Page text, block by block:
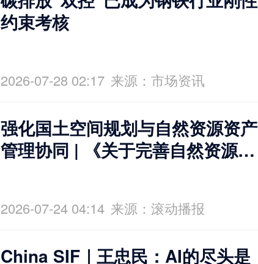
约束考核
2026-07-28 02:17 来源：市场资讯
强化国土空间规划与自然资源资产
管理协同 | 《关于完善自然资源资
2026-07-24 04:14 来源：滚动播报
China SIF｜王忠民：AI的尽头是